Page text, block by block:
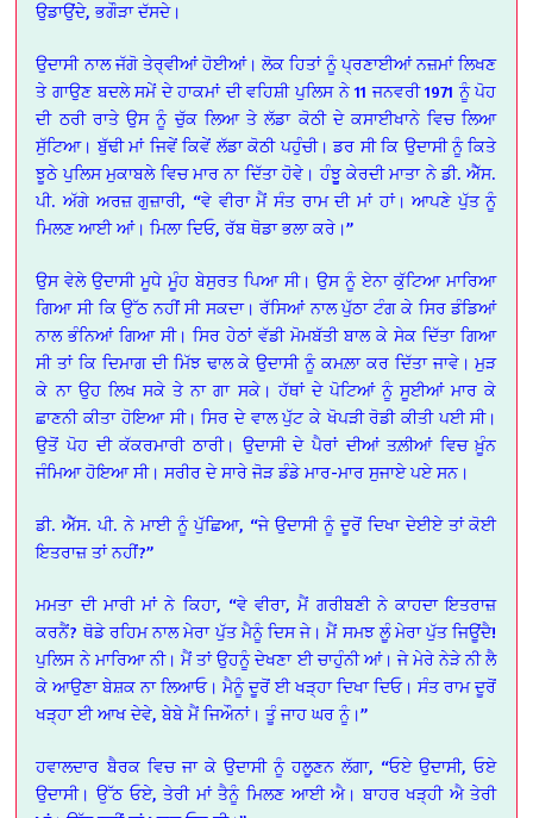
ਉਡਾਉਂਦੇ, ਭਗੌੜਾ ਦੱਸਦੇ।
ਉਦਾਸੀ ਨਾਲ ਜੱਗੋ ਤੇਰ੍ਵੀਆਂ ਹੋਈਆਂ। ਲੋਕ ਹਿਤਾਂ ਨੂੰ ਪ੍ਰਣਾਈਆਂ ਨਜ਼ਮਾਂ ਲਿਖਣ
ਤੇ ਗਾਉਣ ਬਦਲੇ ਸਮੇਂ ਦੇ ਹਾਕਮਾਂ ਦੀ ਵਹਿਸ਼ੀ ਪੁਲਿਸ ਨੇ 11 ਜਨਵਰੀ 1971 ਨੂੰ ਪੋਹ
ਦੀ ਠਰੀ ਰਾਤੇ ਉਸ ਨੂੰ ਚੁੱਕ ਲਿਆ ਤੇ ਲੱਡਾ ਕੋਠੀ ਦੇ ਕਸਾਈਖਾਨੇ ਵਿਚ ਲਿਆ
ਸੁੱਟਿਆ। ਬੁੱਢੀ ਮਾਂ ਜਿਵੇਂ ਕਿਵੇਂ ਲੱਡਾ ਕੋਠੀ ਪਹੁੰਚੀ। ਡਰ ਸੀ ਕਿ ਉਦਾਸੀ ਨੂੰ ਕਿਤੇ
ਝੂਠੇ ਪੁਲਿਸ ਮੁਕਾਬਲੇ ਵਿਚ ਮਾਰ ਨਾ ਦਿੱਤਾ ਹੋਵੇ। ਹੰਝੂੂ ਕੇਰਦੀ ਮਾਤਾ ਨੇ ਡੀ. ਐੱਸ.
ਪੀ. ਅੱਗੇ ਅਰਜ਼ ਗੁਜ਼ਾਰੀ, “ਵੇ ਵੀਰਾ ਮੈਂ ਸੰਤ ਰਾਮ ਦੀ ਮਾਂ ਹਾਂ। ਆਪਣੇ ਪੁੱਤ ਨੂੰ
ਮਿਲਣ ਆਈ ਆਂ। ਮਿਲਾ ਦਿਓ, ਰੱਬ ਥੋਡਾ ਭਲਾ ਕਰੇ।”
ਉਸ ਵੇਲੇ ਉਦਾਸੀ ਮੂਧੇ ਮੂੰਹ ਬੇਸੁਰਤ ਪਿਆ ਸੀ। ਉਸ ਨੂੰ ਏਨਾ ਕੁੱਟਿਆ ਮਾਰਿਆ
ਗਿਆ ਸੀ ਕਿ ਉੱਠ ਨਹੀਂ ਸੀ ਸਕਦਾ। ਰੱਸਿਆਂ ਨਾਲ ਪੁੱਠਾ ਟੰਗ ਕੇ ਸਿਰ ਡੰਡਿਆਂ
ਨਾਲ ਭੰਨਿਆਂ ਗਿਆ ਸੀ। ਸਿਰ ਹੇਠਾਂ ਵੱਡੀ ਮੋਮਬੱਤੀ ਬਾਲ ਕੇ ਸੇਕ ਦਿੱਤਾ ਗਿਆ
ਸੀ ਤਾਂ ਕਿ ਦਿਮਾਗ ਦੀ ਮਿੱਝ ਢਾਲ ਕੇ ਉਦਾਸੀ ਨੂੰ ਕਮਲ਼ਾ ਕਰ ਦਿੱਤਾ ਜਾਵੇ। ਮੁੜ
ਕੇ ਨਾ ਉਹ ਲਿਖ ਸਕੇ ਤੇ ਨਾ ਗਾ ਸਕੇ। ਹੱਥਾਂ ਦੇ ਪੋਟਿਆਂ ਨੂੰ ਸੂਈਆਂ ਮਾਰ ਕੇ
ਛਾਣਨੀ ਕੀਤਾ ਹੋਇਆ ਸੀ। ਸਿਰ ਦੇ ਵਾਲ ਪੁੱਟ ਕੇ ਖੋਪੜੀ ਰੋਡੀ ਕੀਤੀ ਪਈ ਸੀ।
ਉਤੋਂ ਪੋਹ ਦੀ ਕੱਕਰਮਾਰੀ ਠਾਰੀ। ਉਦਾਸੀ ਦੇ ਪੈਰਾਂ ਦੀਆਂ ਤਲ਼ੀਆਂ ਵਿਚ ਖ਼ੂੰਨ
ਜੰਮਿਆ ਹੋਇਆ ਸੀ। ਸਰੀਰ ਦੇ ਸਾਰੇ ਜੋੜ ਡੰਡੇ ਮਾਰ-ਮਾਰ ਸੁਜਾਏ ਪਏ ਸਨ।
ਡੀ. ਐੱਸ. ਪੀ. ਨੇ ਮਾਈ ਨੂੰ ਪੁੱਛਿਆ, “ਜੇ ਉਦਾਸੀ ਨੂੰ ਦੂਰੋਂ ਦਿਖਾ ਦੇਈਏ ਤਾਂ ਕੋਈ
ਇਤਰਾਜ਼ ਤਾਂ ਨਹੀਂ?”
ਮਮਤਾ ਦੀ ਮਾਰੀ ਮਾਂ ਨੇ ਕਿਹਾ, “ਵੇ ਵੀਰਾ, ਮੈਂ ਗਰੀਬਣੀ ਨੇ ਕਾਹਦਾ ਇਤਰਾਜ਼
ਕਰਨੈਂ? ਥੋਡੇ ਰਹਿਮ ਨਾਲ ਮੇਰਾ ਪੁੱਤ ਮੈਨੂੰ ਦਿਸ ਜੇ। ਮੈਂ ਸਮਝ ਲੂੰ ਮੇਰਾ ਪੁੱਤ ਜਿਊਂਦੈ!
ਪੁਲਿਸ ਨੇ ਮਾਰਿਆ ਨੀ। ਮੈਂ ਤਾਂ ਉਹਨੂੰ ਦੇਖਣਾ ਈ ਚਾਹੁੰਨੀ ਆਂ। ਜੇ ਮੇਰੇ ਨੇੜੇ ਨੀ ਲੈ
ਕੇ ਆਉਣਾ ਬੇਸ਼ਕ ਨਾ ਲਿਆਓ। ਮੈਨੂੰ ਦੂਰੋਂ ਈ ਖੜ੍ਹਾ ਦਿਖਾ ਦਿਓ। ਸੰਤ ਰਾਮ ਦੂਰੋਂ
ਖੜ੍ਹਾ ਈ ਆਖ ਦੇਵੇ, ਬੇਬੇ ਮੈਂ ਜਿਔਨਾਂ। ਤੂੰ ਜਾਹ ਘਰ ਨੂੰ।”
ਹਵਾਲਦਾਰ ਬੈਰਕ ਵਿਚ ਜਾ ਕੇ ਉਦਾਸੀ ਨੂੰ ਹਲੂਣਨ ਲੱਗਾ, “ਓਏ ਉਦਾਸੀ, ਓਏ
ਉਦਾਸੀ। ਉੱਠ ਓਏ, ਤੇਰੀ ਮਾਂ ਤੈਨੂੰ ਮਿਲਣ ਆਈ ਐ। ਬਾਹਰ ਖੜ੍ਹੀ ਐ ਤੇਰੀ